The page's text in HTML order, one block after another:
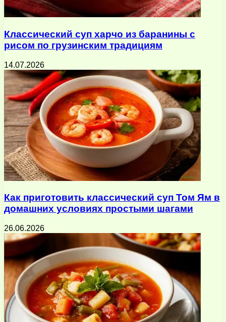
Классический суп харчо из баранины с
рисом по грузинским традициям
14.07.2026
Как приготовить классический суп Том Ям в
домашних условиях простыми шагами
26.06.2026